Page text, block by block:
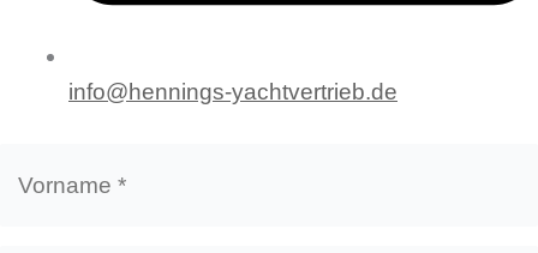
info@hennings-yachtvertrieb.de